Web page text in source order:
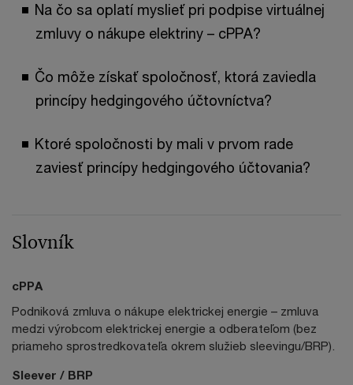
Na čo sa oplatí myslieť pri podpise virtuálnej
zmluvy o nákupe elektriny – cPPA?
Čo môže získať spoločnosť, ktorá zaviedla
princípy hedgingového účtovníctva?
Ktoré spoločnosti by mali v prvom rade
zaviesť princípy hedgingového účtovania?
Slovník
cPPA
Podniková zmluva o nákupe elektrickej energie – zmluva
medzi výrobcom elektrickej energie a odberateľom (bez
priameho sprostredkovateľa okrem služieb sleevingu/BRP).
Sleever / BRP